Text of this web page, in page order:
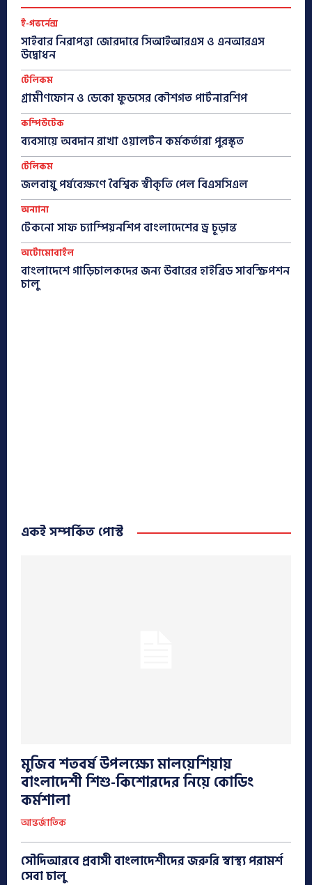
ই-গভর্নেন্স
সাইবার নিরাপত্তা জোরদারে সিআইআরএস ও এনআরএস
উদ্বোধন
টেলিকম
গ্রামীণফোন ও ডেকো ফুডসের কৌশগত পার্টনারশিপ
কম্পিউটেক
ব্যবসায়ে অবদান রাখা ওয়ালটন কর্মকর্তারা পুরস্কৃত
টেলিকম
জলবায়ু পর্যবেক্ষণে বৈশ্বিক স্বীকৃতি পেল বিএসসিএল
অন্যান্য
টেকনো সাফ চ্যাম্পিয়নশিপ বাংলাদেশের ড্র চূড়ান্ত
অটোমোবাইল
বাংলাদেশে গাড়িচালকদের জন্য উবারের হাইব্রিড সাবস্ক্রিপশন
চালু
একই সম্পর্কিত পোস্ট
মুজিব শতবর্ষ উপলক্ষ্যে মালয়েশিয়ায়
বাংলাদেশী শিশু-কিশোরদের নিয়ে কোডিং
কর্মশালা
আন্তর্জাতিক
সৌদিআরবে প্রবাসী বাংলাদেশীদের জরুরি স্বাস্থ্য পরামর্শ
সেবা চালু